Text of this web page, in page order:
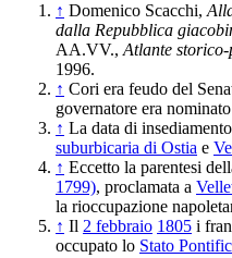
↑ Domenico Scacchi,
dalla Repubblica
AA.VV.,Atlante
1996.
↑ Cori era feudo del
governatore era
↑ La data di
suburbicaria di Ostia e
↑ Eccetto la parentesi
1799), proclamata a
la rioccupazione
↑ Il 2 febbraio 1805 i
occupato lo Stato